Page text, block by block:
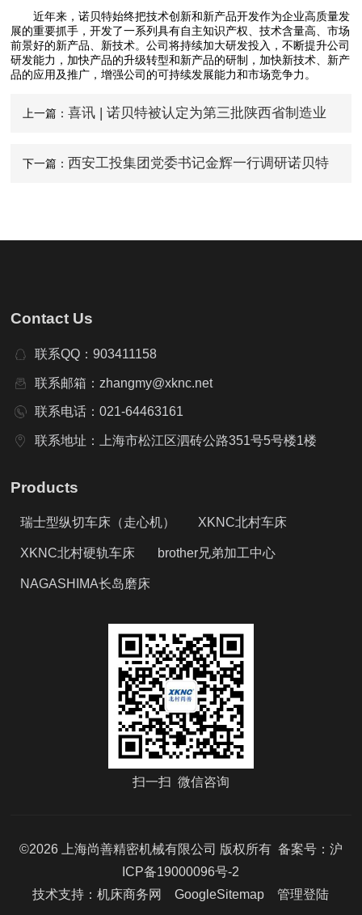
近年来，诺贝特始终把技术创新和新产品开发作为企业高质量发
展的重要抓手，开发了一系列具有自主知识产权、技术含量高、市场
前景好的新产品、新技术。公司将持续加大研发投入，不断提升公司
研发能力，加快产品的升级转型和新产品的研制，加快新技术、新产
品的应用及推广，增强公司的可持续发展能力和市场竞争力。
上一篇： 喜讯 | 诺贝特被认定为第三批陕西省制造业
单项冠军示范企业
下一篇： 西安工投集团党委书记金辉一行调研诺贝特
Contact Us
联系QQ：903411158
联系邮箱：zhangmy@xknc.net
联系电话：021-64463161
联系地址：上海市松江区泗砖公路351号5号楼1楼
Products
瑞士型纵切车床（走心机） XKNC北村车床
XKNC北村硬轨车床 brother兄弟加工中心
NAGASHIMA长岛磨床
扫一扫 微信咨询
©2026 上海尚善精密机械有限公司 版权所有 备案号： 沪
ICP备19000096号-2
技术支持：机床商务网 GoogleSitemap 管理登陆